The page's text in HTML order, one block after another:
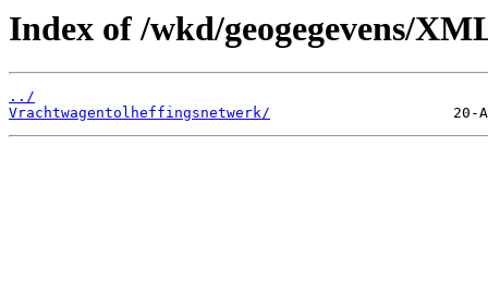
Index of /wkd/geogegevens/
../
Vrachtwagentolheffingsnetwerk/